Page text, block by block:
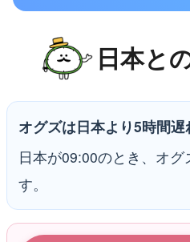
日本と
オグズは日本より5時間遅
日本が09:00のとき、オ
す。